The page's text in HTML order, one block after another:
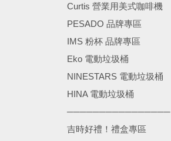
Curtis 營業用美式咖啡機
PESADO 品牌專區
IMS 粉杯 品牌專區
Eko 電動垃圾桶
NINESTARS 電動垃圾桶
HINA 電動垃圾桶
────────────────
吉時好禮！禮盒專區